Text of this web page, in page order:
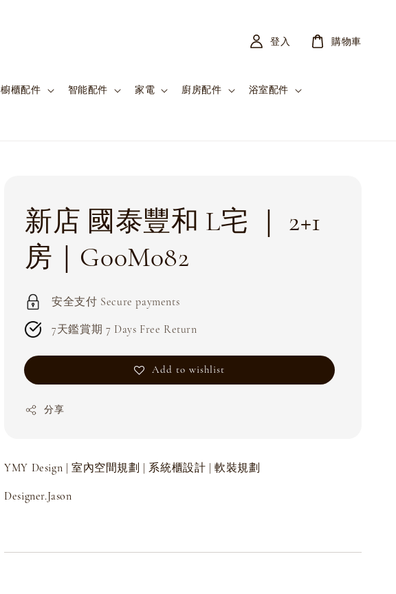
櫥櫃配件 智能配件 家電 廚房配件 浴室配件
登入 購物車
新店 國泰豐和 L宅 ｜ 2+1
房｜G00M082
安全支付 Secure payments
7天鑑賞期 7 Days Free Return
Add to wishlist
分享
YMY Design | 室內空間規劃 | 系統櫃設計 | 軟裝規劃
Designer.Jason